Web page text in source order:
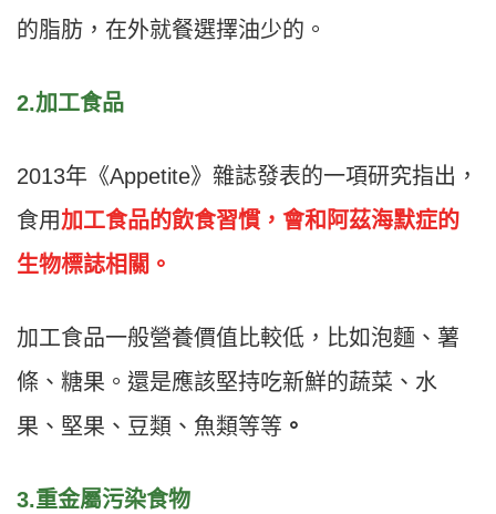
的脂肪，在外就餐選擇油少的。
2.加工食品
2013年《Appetite》雜誌發表的一項研究指出，
食用加工食品的飲食習慣，會和阿茲海默症的
生物標誌相關。
加工食品一般營養價值比較低，比如泡麵、薯
條、糖果。還是應該堅持吃新鮮的蔬菜、水
果、堅果、豆類、魚類等等 。
3.重金屬污染食物